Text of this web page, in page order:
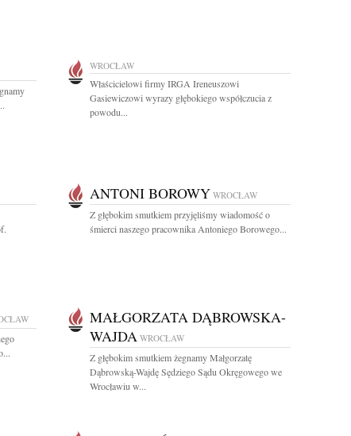
WROCŁAW
Właścicielowi firmy IRGA Ireneuszowi
Gasiewiczowi wyrazy głębokiego współczucia z
powodu...
ANTONI BOROWY WROCŁAW
Z głębokim smutkiem przyjęliśmy wiadomość o
śmierci naszego pracownika Antoniego Borowego...
MAŁGORZATA DĄBROWSKA-
WAJDA WROCŁAW
Z głębokim smutkiem żegnamy Małgorzatę
Dąbrowską-Wajdę Sędziego Sądu Okręgowego we
Wrocławiu w...